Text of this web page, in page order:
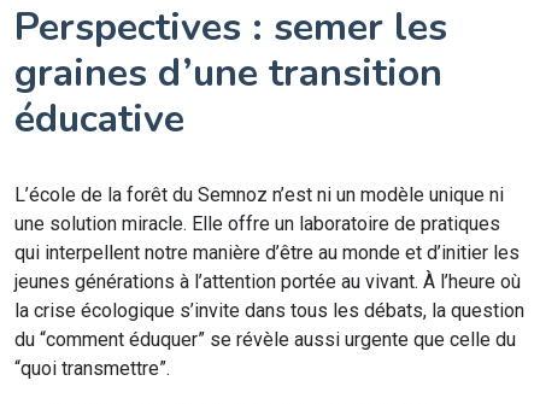
Perspectives : semer les
graines d’une transition
éducative
L’école de la forêt du Semnoz n’est ni un modèle unique ni
une solution miracle. Elle offre un laboratoire de pratiques
qui interpellent notre manière d’être au monde et d’initier les
jeunes générations à l’attention portée au vivant. À l’heure où
la crise écologique s’invite dans tous les débats, la question
du “comment éduquer” se révèle aussi urgente que celle du
“quoi transmettre”.